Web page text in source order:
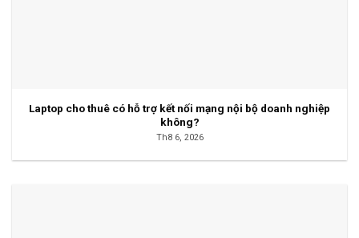
Laptop cho thuê có hỗ trợ kết nối mạng nội bộ doanh nghiệp
không?
Th8 6, 2026